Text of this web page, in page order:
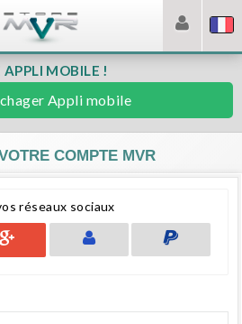
MOBILE !
Appli mobile
COMPTE MVR
réseaux sociaux